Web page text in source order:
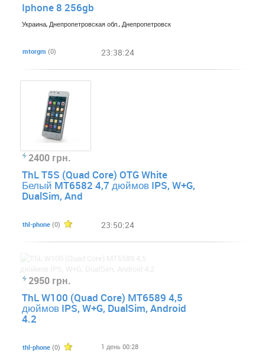
Iphone 8 256gb
Украина, Днепропетровская обл., Днепропетровск
mtorgm (0) 23:38:24
2400 грн.
ThL T5S (Quad Core) OTG White
Белый MT6582 4,7 дюймов IPS, W+G,
DualSim, And
thl-phone (0) 23:50:24
2950 грн.
ThL W100 (Quad Core) MT6589 4,5
дюймов IPS, W+G, DualSim, Android
4.2
thl-phone (0) 1 день 00:28